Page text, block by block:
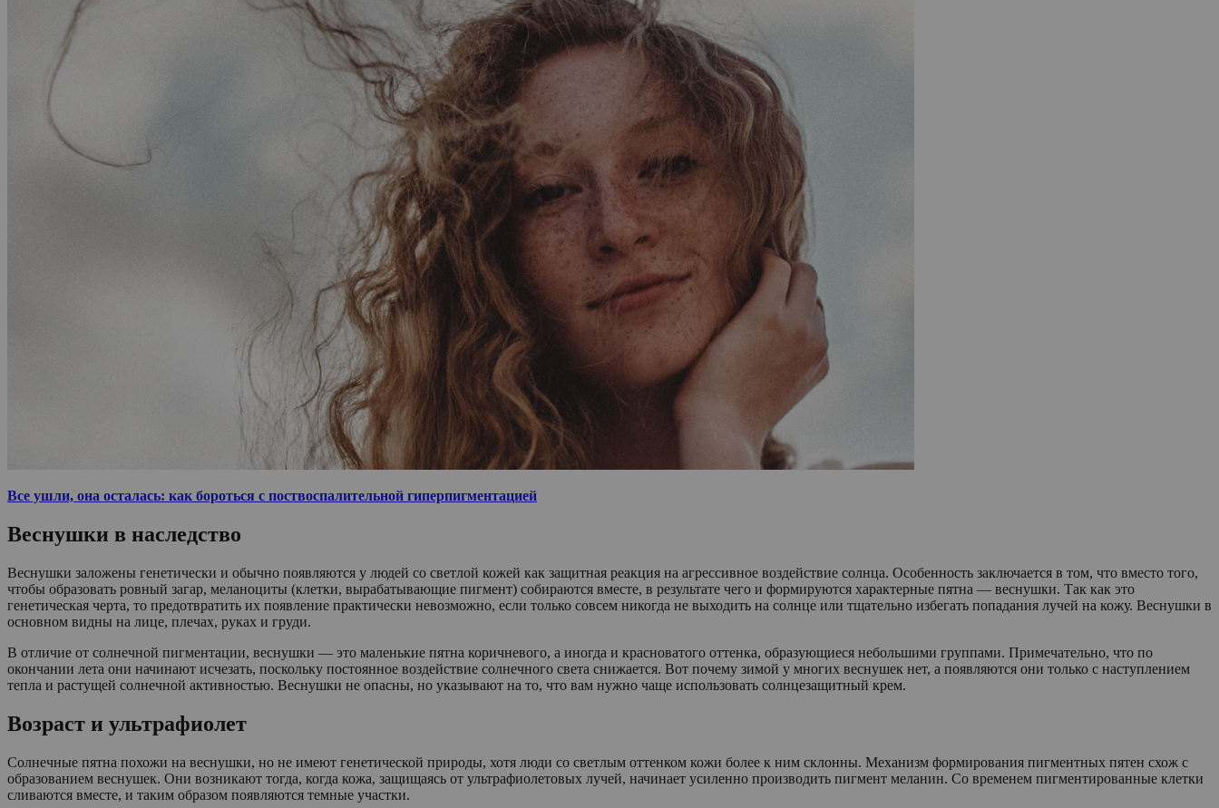
Все ушли, она осталась: как бороться с поствоспалительной гиперпигментацией
Веснушки в наследство
Веснушки заложены генетически и обычно появляются у людей со светлой кожей как защитная реакция на агрессивное воздействие солнца. Особенность заключается в том, что вместо того,
чтобы образовать ровный загар, меланоциты (клетки, вырабатывающие пигмент) собираются вместе, в результате чего и формируются характерные пятна — веснушки. Так как это
генетическая черта, то предотвратить их появление практически невозможно, если только совсем никогда не выходить на солнце или тщательно избегать попадания лучей на кожу. Веснушки в
основном видны на лице, плечах, руках и груди.
В отличие от солнечной пигментации, веснушки — это маленькие пятна коричневого, а иногда и красноватого оттенка, образующиеся небольшими группами. Примечательно, что по
окончании лета они начинают исчезать, поскольку постоянное воздействие солнечного света снижается. Вот почему зимой у многих веснушек нет, а появляются они только с наступлением
тепла и растущей солнечной активностью. Веснушки не опасны, но указывают на то, что вам нужно чаще использовать солнцезащитный крем.
Возраст и ультрафиолет
Солнечные пятна похожи на веснушки, но не имеют генетической природы, хотя люди со светлым оттенком кожи более к ним склонны. Механизм формирования пигментных пятен схож с
образованием веснушек. Они возникают тогда, когда кожа, защищаясь от ультрафиолетовых лучей, начинает усиленно производить пигмент меланин. Со временем пигментированные клетки
сливаются вместе, и таким образом появляются темные участки.